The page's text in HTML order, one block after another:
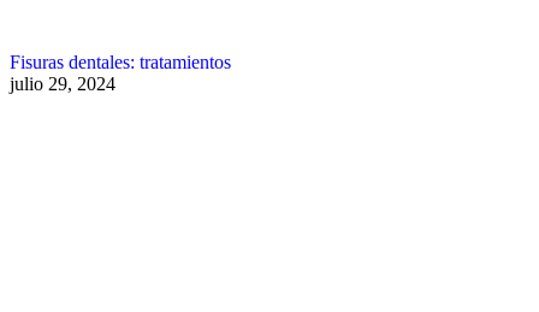
Fisuras dentales: tratamientos
julio 29, 2024